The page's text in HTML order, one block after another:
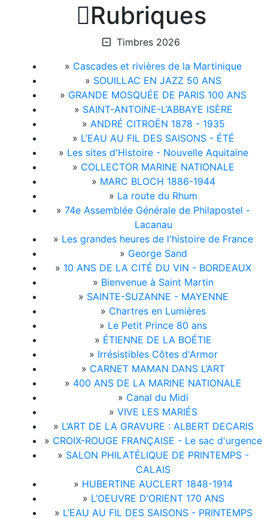
Rubriques
Timbres 2026
» Cascades et rivières de la Martinique
» SOUILLAC EN JAZZ 50 ANS
» GRANDE MOSQUÉE DE PARIS 100 ANS
» SAINT-ANTOINE-L’ABBAYE ISÈRE
» ANDRÉ CITROËN 1878 - 1935
» L’EAU AU FIL DES SAISONS - ÉTÉ
» Les sites d'Histoire - Nouvelle Aquitaine
» COLLECTOR MARINE NATIONALE
» MARC BLOCH 1886-1944
» La route du Rhum
» 74e Assemblée Générale de Philapostel -
Lacanau
» Les grandes heures de l'histoire de France
» George Sand
» 10 ANS DE LA CITÉ DU VIN - BORDEAUX
» Bienvenue à Saint Martin
» SAINTE-SUZANNE - MAYENNE
» Chartres en Lumières
» Le Petit Prince 80 ans
» ÉTIENNE DE LA BOÉTIE
» Irrésistibles Côtes d'Armor
» CARNET MAMAN DANS L’ART
» 400 ANS DE LA MARINE NATIONALE
» Canal du Midi
» VIVE LES MARIÉS
» L’ART DE LA GRAVURE : ALBERT DECARIS
» CROIX-ROUGE FRANÇAISE - Le sac d'urgence
» SALON PHILATÉLIQUE DE PRINTEMPS -
CALAIS
» HUBERTINE AUCLERT 1848-1914
» L’OEUVRE D’ORIENT 170 ANS
» L’EAU AU FIL DES SAISONS - PRINTEMPS